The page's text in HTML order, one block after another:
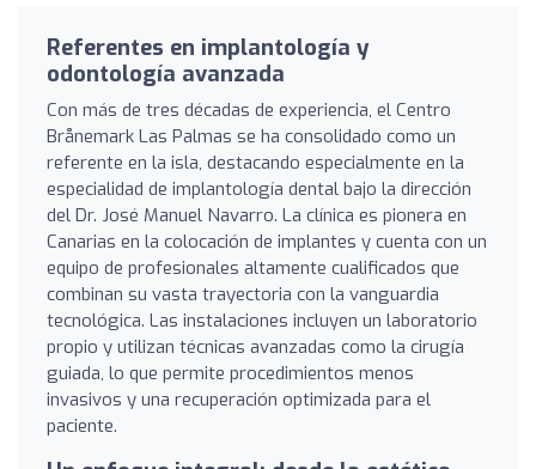
Referentes en implantología y
odontología avanzada
Con más de tres décadas de experiencia, el Centro
Brånemark Las Palmas se ha consolidado como un
referente en la isla, destacando especialmente en la
especialidad de implantología dental bajo la dirección
del Dr. José Manuel Navarro. La clínica es pionera en
Canarias en la colocación de implantes y cuenta con un
equipo de profesionales altamente cualificados que
combinan su vasta trayectoria con la vanguardia
tecnológica. Las instalaciones incluyen un laboratorio
propio y utilizan técnicas avanzadas como la cirugía
guiada, lo que permite procedimientos menos
invasivos y una recuperación optimizada para el
paciente.